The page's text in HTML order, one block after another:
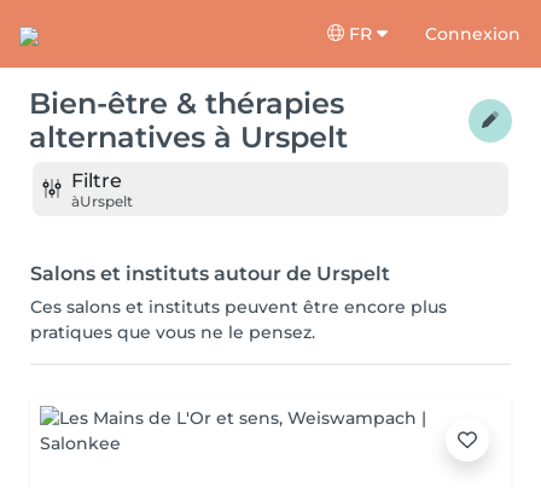
FR Connexion
Bien-être & thérapies
alternatives à Urspelt
Filtre
àUrspelt
Salons et instituts autour de Urspelt
Ces salons et instituts peuvent être encore plus
pratiques que vous ne le pensez.